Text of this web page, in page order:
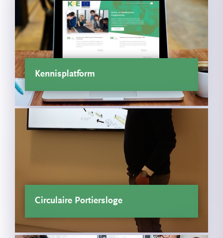
Kennisplatform
Circulaire Portiersloge